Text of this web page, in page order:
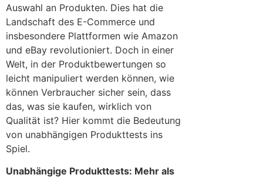
Auswahl an Produkten. Dies hat die
Landschaft des E-Commerce und
insbesondere Plattformen wie Amazon
und eBay revolutioniert. Doch in einer
Welt, in der Produktbewertungen so
leicht manipuliert werden können, wie
können Verbraucher sicher sein, dass
das, was sie kaufen, wirklich von
Qualität ist? Hier kommt die Bedeutung
von unabhängigen Produkttests ins
Spiel.
Unabhängige Produkttests: Mehr als